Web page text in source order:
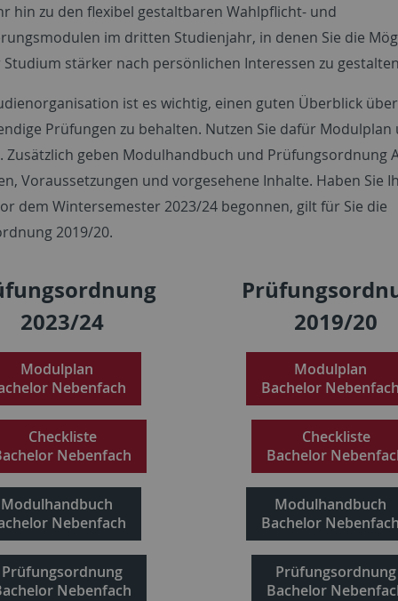
hin zu den flexibel gestaltbaren Wahlpflicht- und
im dritten Studienjahr, in denen Sie die
Studium stärker nach persönlichen Interessen zu
ist es wichtig, einen guten Überblick
Prüfungen zu behalten. Nutzen Sie dafür Modulplan
Zusätzlich geben Modulhandbuch und Prüfungsordnung
Voraussetzungen und vorgesehene Inhalte. Haben Sie
dem Wintersemester 2023/24 begonnen, gilt für Sie die
2019/20.
2023/24
Modulplan
Nebenfach
Checkliste
Nebenfach
Modulhandbuch
Nebenfach
Prüfungsordnung
Nebenfach
2019/20
Modulplan
Bachelor
Checkliste
Bachelor
Modulhandbuch
Bachelor
Prüfungsordnung
Bachelor